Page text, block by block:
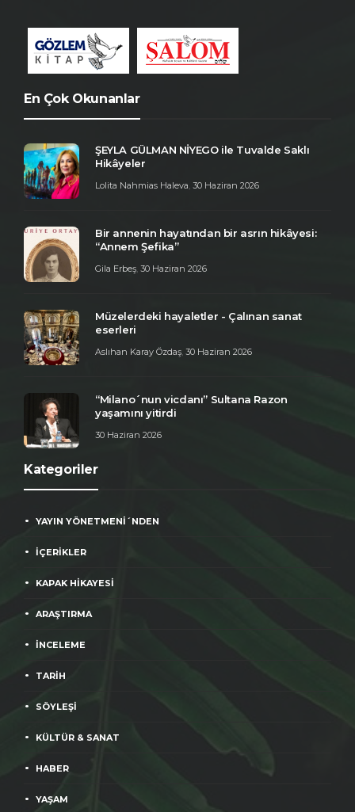
En Çok Okunanlar
ŞEYLA GÜLMAN NİYEGO ile Tuvalde Saklı
Hikâyeler
Lolita Nahmias Haleva, 30 Haziran 2026
Bir annenin hayatından bir asrın hikâyesi:
“Annem Şefika”
Gila Erbeş, 30 Haziran 2026
Müzelerdeki hayaletler - Çalınan sanat
eserleri
Aslıhan Karay Özdaş, 30 Haziran 2026
“Milano´nun vicdanı” Sultana Razon
yaşamını yitirdi
30 Haziran 2026
Kategoriler
YAYIN YÖNETMENİ´NDEN
İÇERİKLER
KAPAK HİKAYESİ
ARAŞTIRMA
İNCELEME
TARİH
SÖYLEŞİ
KÜLTÜR & SANAT
HABER
YAŞAM